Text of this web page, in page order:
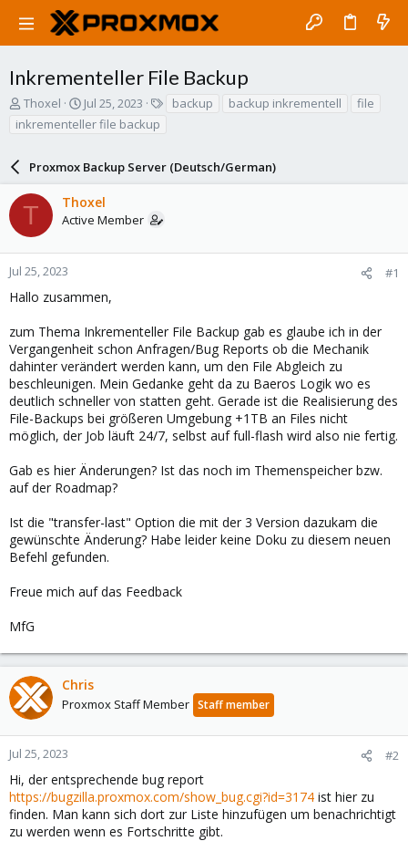
Inkrementeller File Backup
T
h
r
d
s
a
r
t
r
Thoxel
S
t
a
t
d
a
t
Jul 25, 2023 backup backup inkrementell
file
inkrementeller file backup
Proxmox Backup Server (Deutsch/German)
T Thoxel
Active Member
Jul 25, 2023 #1
Hallo zusammen,
zum Thema Inkrementeller File Backup gab es glaube ich in der
Vergangenheit schon Anfragen/Bug Reports ob die Mechanik
dahinter verändert werden kann, um den File Abgleich zu
beschleunigen. Mein Gedanke geht da zu Baeros Logik wo es
deutlich schneller von statten geht. Gerade ist die Realisierung des
File-Backups bei größeren Umgebung +1TB an Files nicht
möglich, der Job läuft 24/7, selbst auf full-flash wird also nie fertig.
Gab es hier Änderungen? Ist das noch im Themenspeicher bzw.
auf der Roadmap?
Ist die "transfer-last" Option die mit der 3 Version dazukam die
gewünschte Änderung? Habe leider keine Doku zu diesem neuen
Befehl gefunden.
Freue mich auf das Feedback
MfG
Chris
Proxmox Staff Member Staff member
Jul 25, 2023 #2
Hi, der entsprechende bug report
https://bugzilla.proxmox.com/show_bug.cgi?id=3174 ist hier zu
finden. Man kann sich dort zur Liste hinzufügen um benachrichtigt
zu werden wenn es Fortschritte gibt.